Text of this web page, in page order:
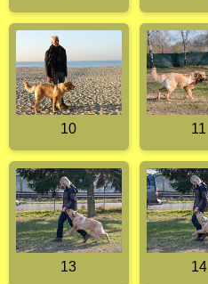
10 11
13 14